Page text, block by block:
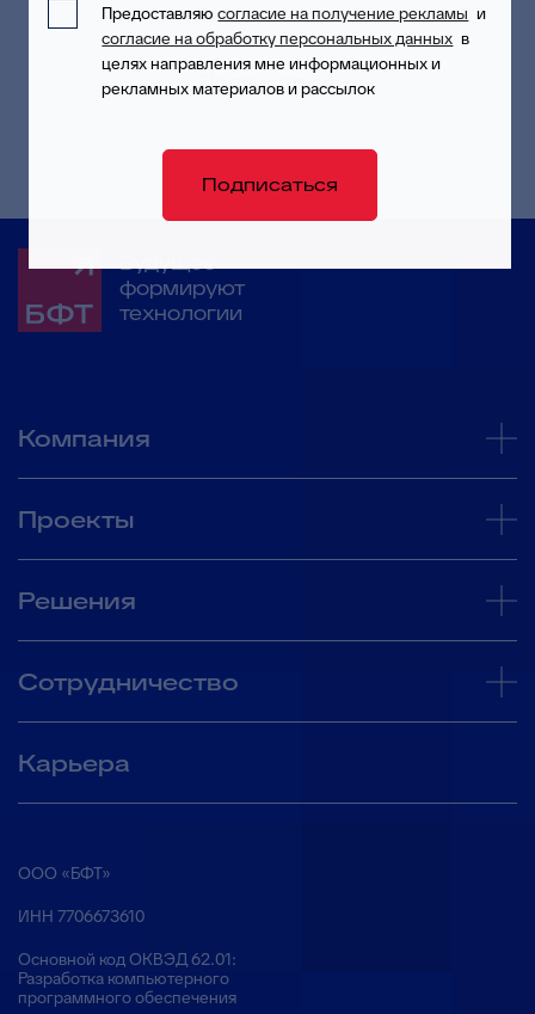
персональных данных в целях приема и
обработки моих обращений и запросов
Подписаться
Будущее
формируют
технологии
Компания
Проекты
Решения
Сотрудничество
Карьера
ООО «БФТ»
ИНН 7706673610
Основной код ОКВЭД 62.01:
Разработка компьютерного
программного обеспечения
Предоставляюсогласие на получение рекламы и
согласие на обработку персональных данных в
целях направления мне информационных и
рекламных материалов и рассылок
Подписаться